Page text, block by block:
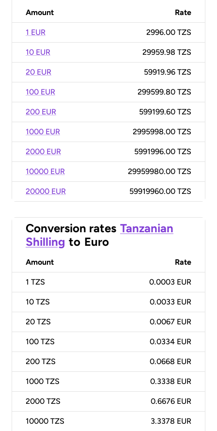
Amount Rate
1 EUR 2996.00 TZS
10 EUR 29959.98 TZS
20 EUR 59919.96 TZS
100 EUR 299599.80 TZS
200 EUR 599199.60 TZS
1000 EUR 2995998.00 TZS
2000 EUR 5991996.00 TZS
10000 EUR 29959980.00 TZS
20000 EUR 59919960.00 TZS
Conversion rates Tanzanian
Shilling to Euro
Amount Rate
1 TZS 0.0003 EUR
10 TZS 0.0033 EUR
20 TZS 0.0067 EUR
100 TZS 0.0334 EUR
200 TZS 0.0668 EUR
1000 TZS 0.3338 EUR
2000 TZS 0.6676 EUR
10000 TZS 3.3378 EUR